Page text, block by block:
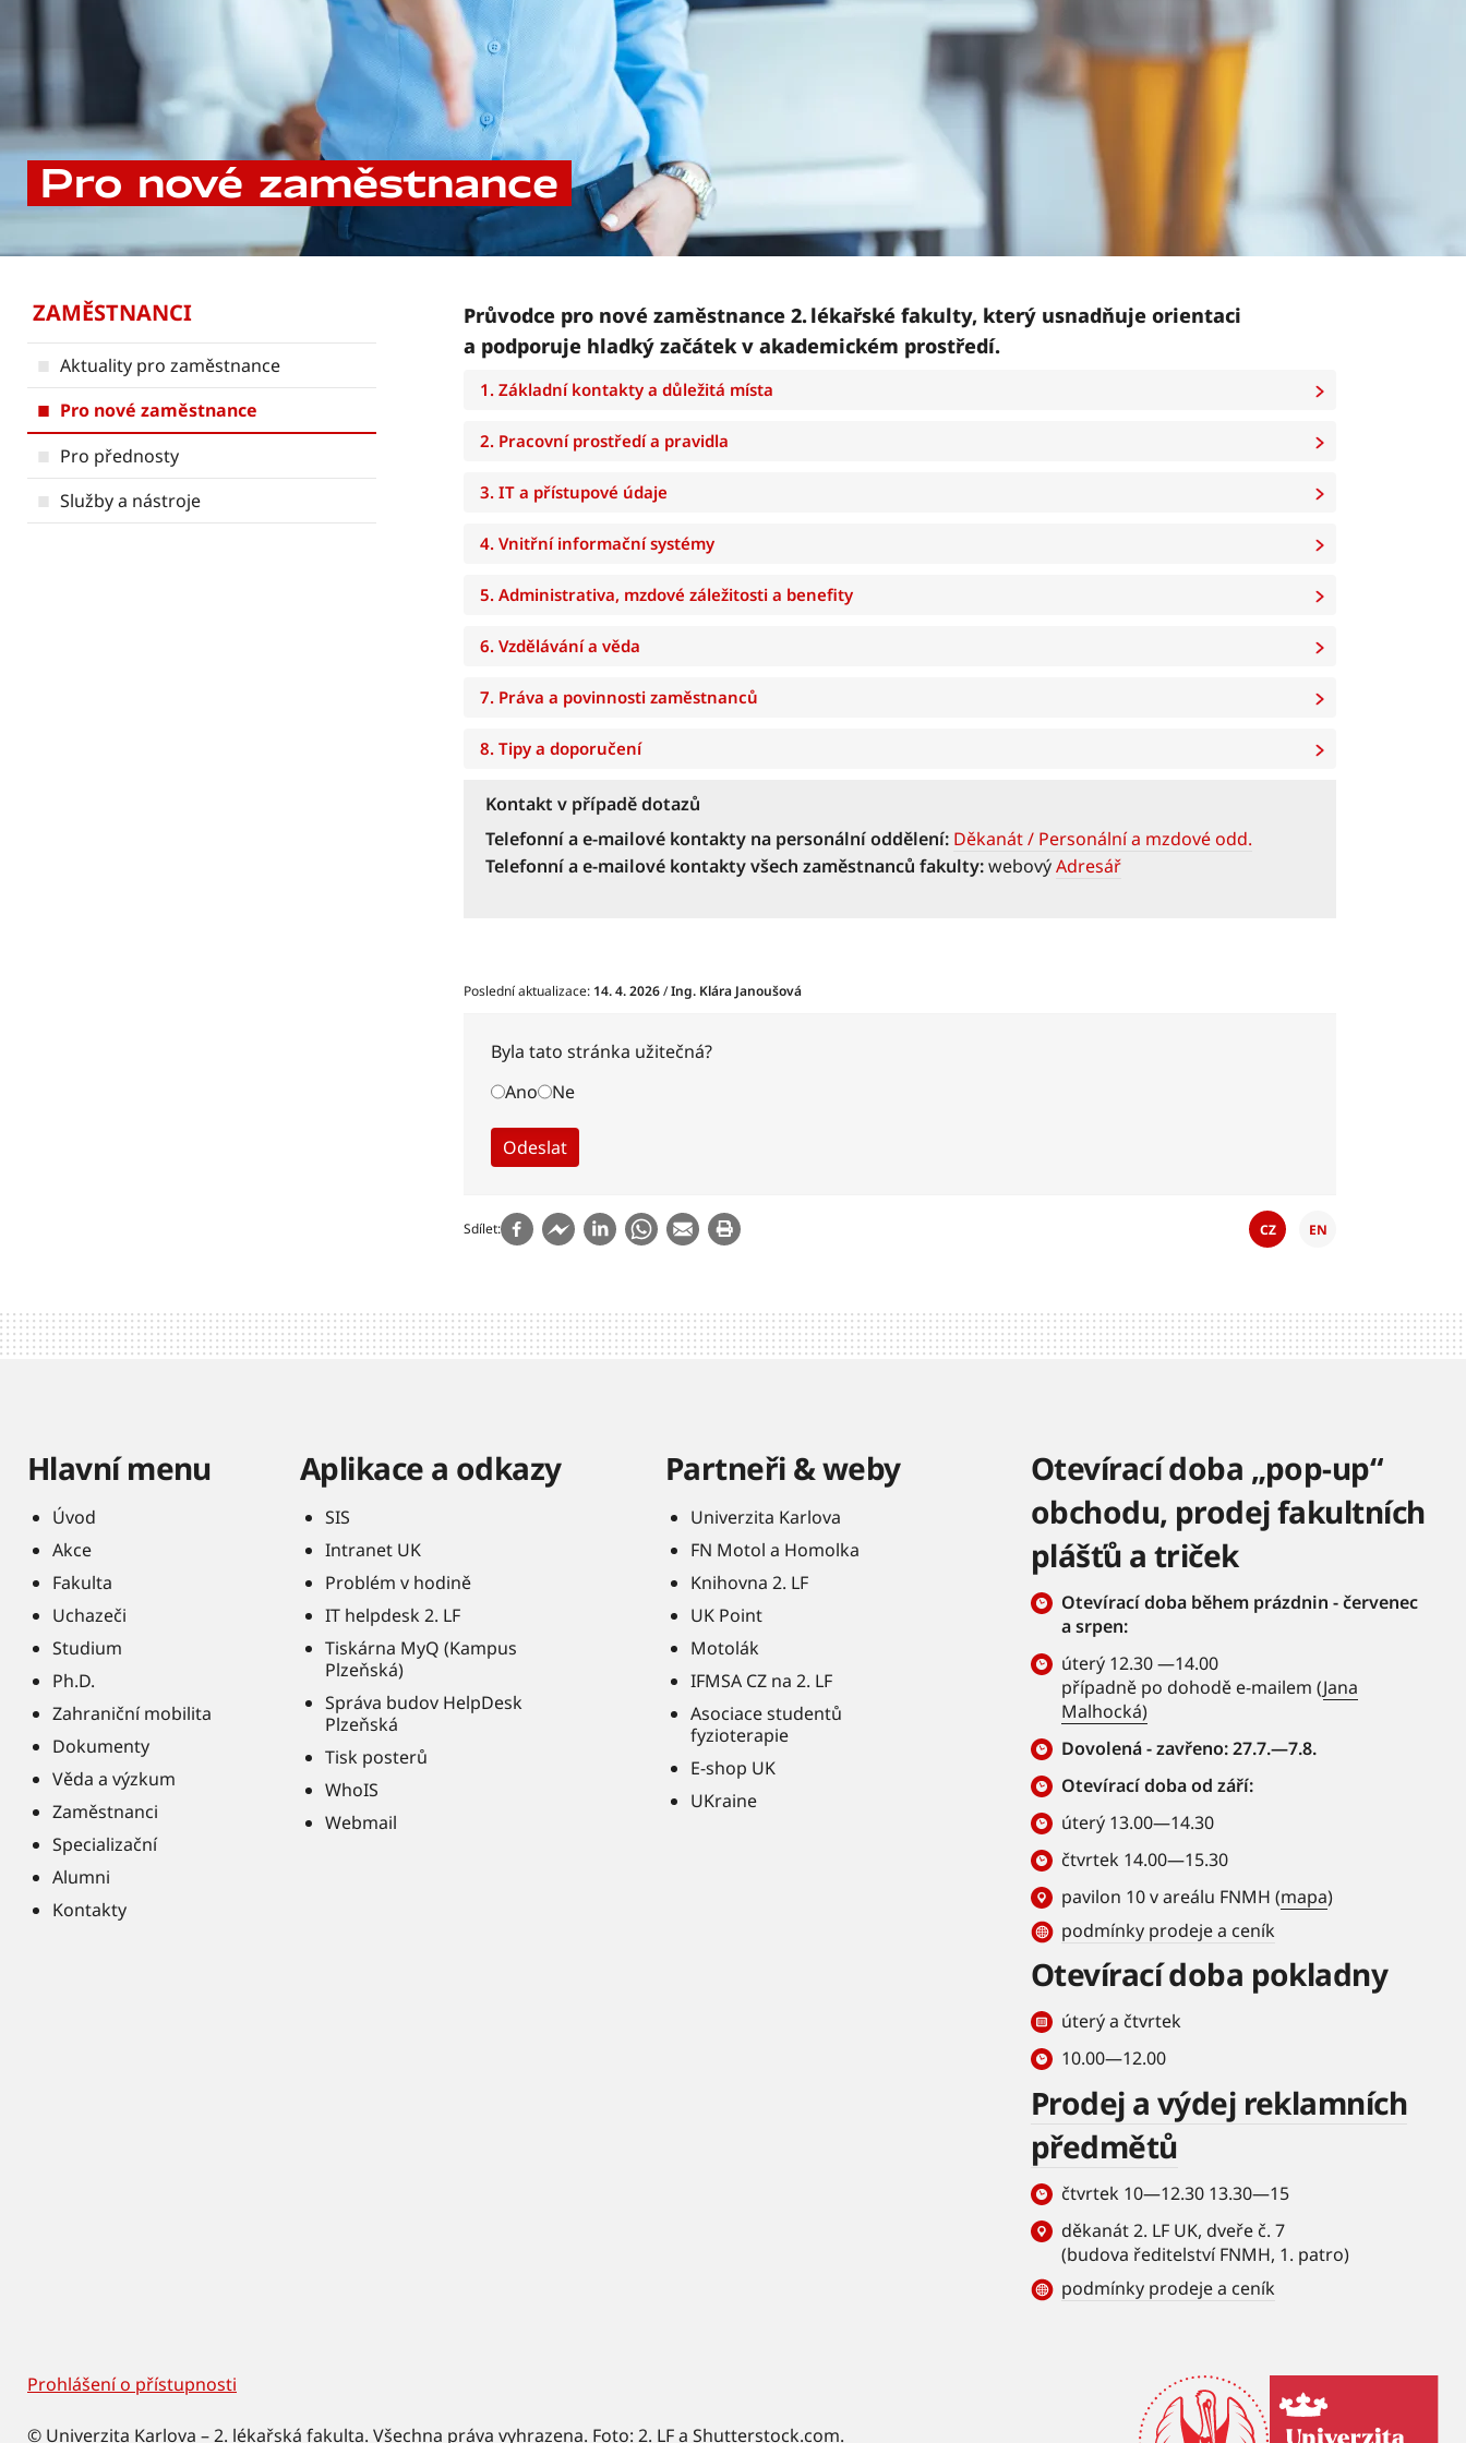
Pro nové zaměstnance
ZAMĚSTNANCI
Aktuality pro zaměstnance
Pro nové zaměstnance
Pro přednosty
Služby a nástroje
Průvodce pro nové zaměstnance 2. lékařské fakulty, který usnadňuje orientaci
a podporuje hladký začátek v akademickém prostředí.
1. Základní kontakty a důležitá místa
2. Pracovní prostředí a pravidla
3. IT a přístupové údaje
4. Vnitřní informační systémy
5. Administrativa, mzdové záležitosti a benefity
6. Vzdělávání a věda
7. Práva a povinnosti zaměstnanců
8. Tipy a doporučení
Kontakt v případě dotazů
Telefonní a e-mailové kontakty na personální oddělení: Děkanát / Personální a mzdové odd.
Telefonní a e-mailové kontakty všech zaměstnanců fakulty:webovýAdresář
Poslední aktualizace: 14. 4. 2026/Ing. Klára Janoušová
Byla tato stránka užitečná?
Ano
Ne
Sdílet CZ EN
Hlavní menu
Úvod
Akce
Fakulta
Uchazeči
Studium
Ph.D.
Zahraniční mobilita
Dokumenty
Věda a výzkum
Zaměstnanci
Specializační
Alumni
Kontakty
Aplikace a odkazy
SIS
Intranet UK
Problém v hodině
IT helpdesk 2. LF
Tiskárna MyQ (Kampus
Plzeňská)
Správa budov HelpDesk
Plzeňská
Tisk posterů
WhoIS
Webmail
Partneři & weby
Univerzita Karlova
FN Motol a Homolka
Knihovna 2. LF
UK Point
Motolák
IFMSA CZ na 2. LF
Asociace studentů
fyzioterapie
E-shop UK
UKraine
Otevírací doba „pop-up“
obchodu, prodej fakultních
plášťů a triček
Otevírací doba během prázdnin - červenec
a srpen:
úterý 12.30 —14.00
případně po dohodě e-mailem (Jana
Malhocká)
Dovolená - zavřeno: 27.7.—7.8.
Otevírací doba od září:
úterý 13.00—14.30
čtvrtek 14.00—15.30
pavilon 10 v areálu FNMH (mapa)
podmínky prodeje a ceník
Otevírací doba pokladny
úterý a čtvrtek
10.00—12.00
Prodej a výdej reklamních
předmětů
čtvrtek 10—12.30 13.30—15
děkanát 2. LF UK, dveře č. 7
(budova ředitelství FNMH, 1. patro)
podmínky prodeje a ceník
Footer
Prohlášení o přístupnosti
© Univerzita Karlova – 2. lékařská fakulta. Všechna práva vyhrazena. Foto: 2. LF a Shutterstock.com.